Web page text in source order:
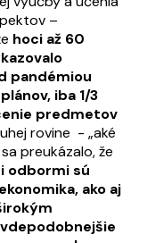
–
hoci až 60
pandémiou
iba 1/3
predmetov
rovine - „aké
preukázalo, že
odbormi sú
ako aj